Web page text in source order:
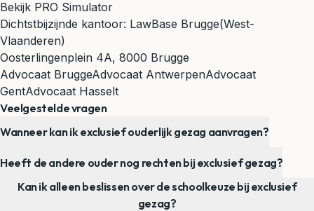
Bekijk PRO Simulator
Dichtstbijzijnde kantoor: LawBase Brugge(West-
Vlaanderen)
Oosterlingenplein 4A, 8000 Brugge
Advocaat BruggeAdvocaat AntwerpenAdvocaat
GentAdvocaat Hasselt
Veelgestelde vragen
Wanneer kan ik exclusief ouderlijk gezag aanvragen?
Heeft de andere ouder nog rechten bij exclusief gezag?
Kan ik alleen beslissen over de schoolkeuze bij exclusief
gezag?